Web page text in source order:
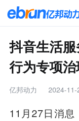
抖音生活
行为专项
亿邦动力 2024-
11月27日消